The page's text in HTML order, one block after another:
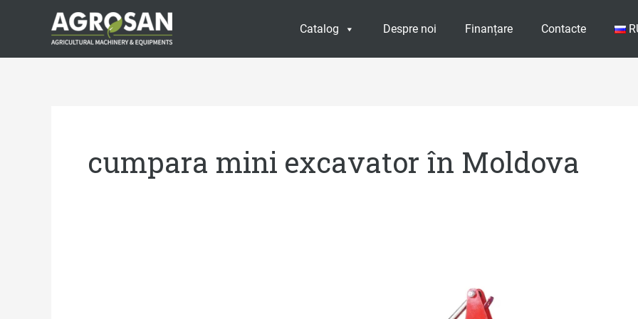
Catalog Despre noi Finanțare Contacte
cumpara mini excavator în Moldova